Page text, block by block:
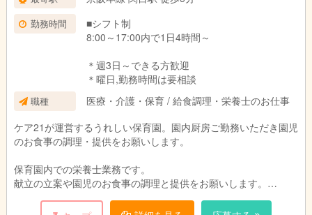
勤務時間
■シフト制
8:00～17:00内で1日4時間～
＊週3日～できる方歓迎
＊曜日,勤務時間は要相談
職種
医療・介護・保育 / 給食調理・栄養士のお仕事
ケア21が運営するうれしい保育園。園内厨房ご勤務いただき園児
のお食事の調理・提供をお願いします。
保育園内での栄養士業務です。
献立の立案や園児のお食事の調理と提供をお願いします。
園児や保育スタッフと顔を合わせる事ができるので、
ご意見をすぐに料理に反映でき、